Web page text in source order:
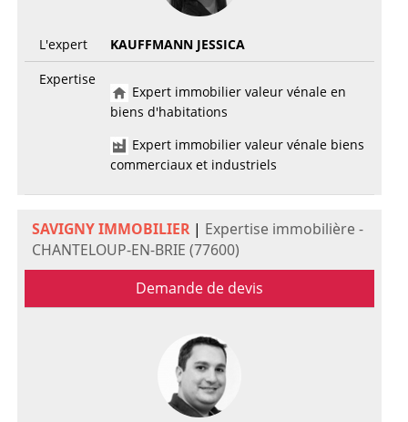
L'expert
KAUFFMANN JESSICA
Expertise
Expert immobilier valeur vénale en
biens d'habitations
Expert immobilier valeur vénale biens
commerciaux et industriels
SAVIGNY IMMOBILIER| Expertise immobilière -
CHANTELOUP-EN-BRIE (77600)
Demande de devis